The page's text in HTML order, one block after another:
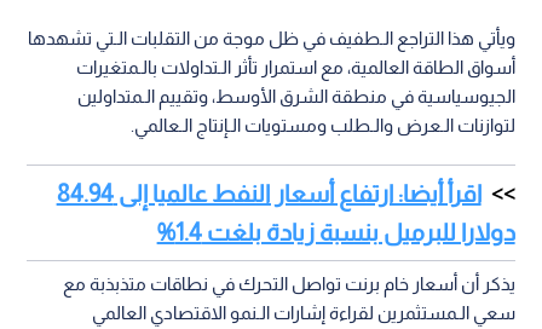
ويأتي هذا التراجع الـطفيف في ظل موجة من التقلبات الـتي تشهدها
أسواق الطاقة العالمية، مع استمرار تأثر الـتداولات بالـمتغيرات
الجيوسياسية في منطقة الشرق الأوسط، وتقييم الـمتداولين
لتوازنات الـعرض والـطلب ومستويات الـإنتاج الـعالمي.
اقرأ أيضا: ارتفاع أسعار النفط عالميا إلى 84.94
دولارا للبرميل بنسبة زيادة بلغت 1.4%
يذكر أن أسعار خام برنت تواصل التحرك في نطاقات متذبذبة مع
سعي الـمستثمرين لقراءة إشارات الـنمو الاقتصادي العالمي